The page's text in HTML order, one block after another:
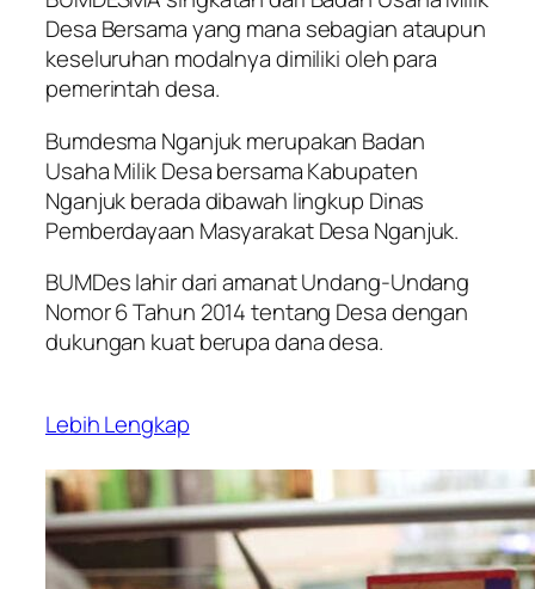
Desa Bersama yang mana sebagian ataupun
keseluruhan modalnya dimiliki oleh para
pemerintah desa.
Bumdesma Nganjuk merupakan Badan
Usaha Milik Desa bersama Kabupaten
Nganjuk berada dibawah lingkup Dinas
Pemberdayaan Masyarakat Desa Nganjuk.
BUMDes lahir dari amanat Undang-Undang
Nomor 6 Tahun 2014 tentang Desa dengan
dukungan kuat berupa dana desa.
Lebih Lengkap